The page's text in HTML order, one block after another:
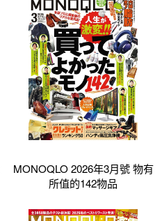
MONOQLO 2026年3月號 物有
所值的142物品